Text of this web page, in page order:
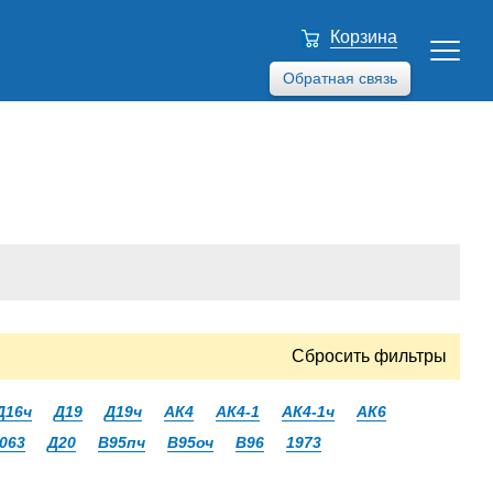
Обратная связь
Корзина
Сбросить фильтры
Д19 Д19ч АК4 АК4-1 АК4-1ч
АК6
Д20 В95пч В95оч В96 1973